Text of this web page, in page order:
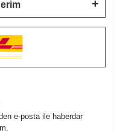
e-posta ile haberdar